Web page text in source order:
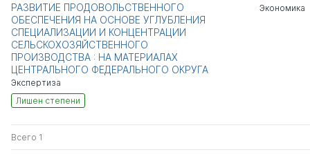
РАЗВИТИЕ ПРОДОВОЛЬСТВЕННОГО
ОБЕСПЕЧЕНИЯ НА ОСНОВЕ УГЛУБЛЕНИЯ
СПЕЦИАЛИЗАЦИИ И КОНЦЕНТРАЦИИ
СЕЛЬСКОХОЗЯЙСТВЕННОГО
ПРОИЗВОДСТВА : НА МАТЕРИАЛАХ
ЦЕНТРАЛЬНОГО ФЕДЕРАЛЬНОГО ОКРУГА
Экспертиза
Лишен степени
Экономика
Всего 1